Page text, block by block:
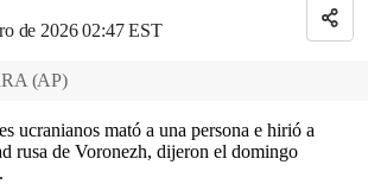
de 2026 02:47 EST
(AP)
ucranianos mató a una persona e hirió a
rusa de Voronezh, dijeron el domingo